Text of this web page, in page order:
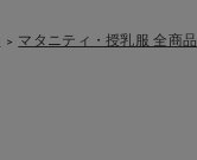
＞ マタニティ・授乳服 全商品